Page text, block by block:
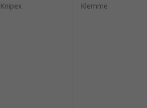
Knipex Klemme